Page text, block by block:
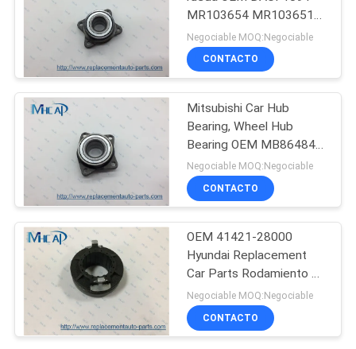
Auto del filtro de
aire
filtros de aceite de
auto
MR103654 MR103651
para MITSUBISHI
Negociable MOQ:Negociable
CONTACTO
Mitsubishi Car Hub
Bearing, Wheel Hub
Bearing OEM MB864847
DACF1092A, también
conocido como
Mitsubishi
Negociable MOQ:Negociable
CONTACTO
OEM 41421-28000
Hyundai Replacement
Car Parts Rodamiento de
liberación del embrague
Negociable MOQ:Negociable
CONTACTO